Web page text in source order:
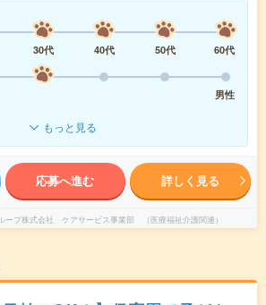
30代 40代 50代
60代
男性
もっと見る
応募へ進む 詳しく見る
ープ株式会社 ケアサービス事業部 （医療福祉介護関連）